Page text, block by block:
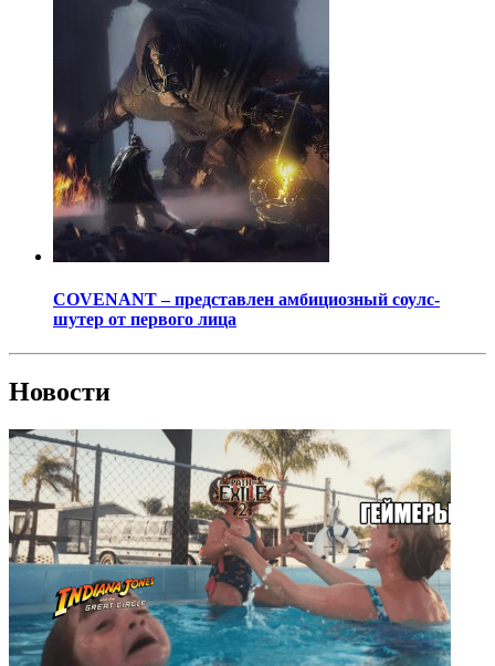
COVENANT – представлен амбициозный соулс-
шутер от первого лица
Новости